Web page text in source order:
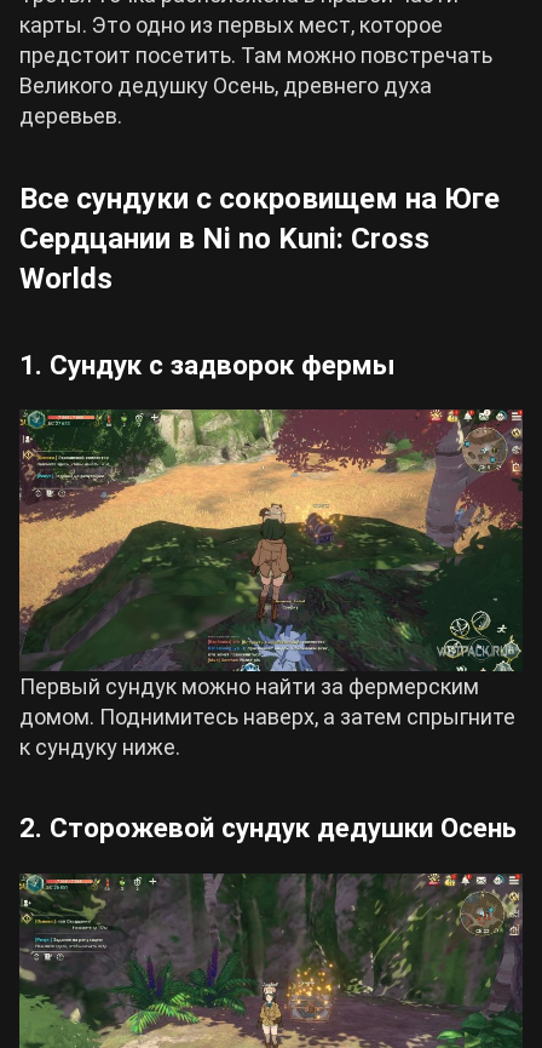
карты. Это одно из первых мест, которое
предстоит посетить. Там можно повстречать
Великого дедушку Осень, древнего духа
деревьев.
Все сундуки с сокровищем на Юге
Сердцании в Ni no Kuni: Cross
Worlds
1. Сундук с задворок фермы
Первый сундук можно найти за фермерским
домом. Поднимитесь наверх, а затем спрыгните
к сундуку ниже.
2. Сторожевой сундук дедушки Осень